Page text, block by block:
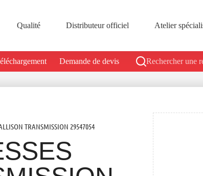
Qualité Distributeur officiel Atelier
Demande de devis Rechercher une
TRANSMISSION 29547054